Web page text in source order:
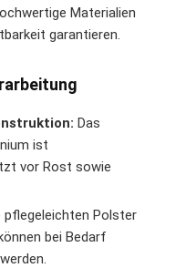
Materialien
garantieren.
Das
ist
vor Rost sowie
pflegeleichten Polster
bei Bedarf